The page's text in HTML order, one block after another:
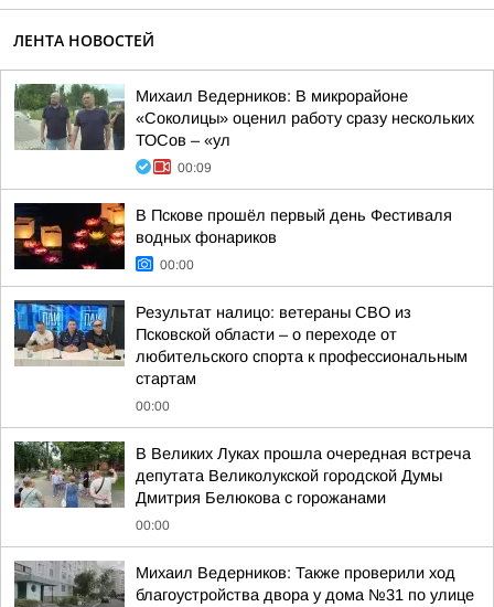
ЛЕНТА НОВОСТЕЙ
Михаил Ведерников: В микрорайоне
«Соколицы» оценил работу сразу нескольких
ТОСов – «ул
00:09
В Пскове прошёл первый день Фестиваля
водных фонариков
00:00
Результат налицо: ветераны СВО из
Псковской области – о переходе от
любительского спорта к профессиональным
стартам
00:00
В Великих Луках прошла очередная встреча
депутата Великолукской городской Думы
Дмитрия Белюкова с горожанами
00:00
Михаил Ведерников: Также проверили ход
благоустройства двора у дома №31 по улице